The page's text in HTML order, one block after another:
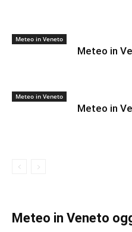
Meteo in Veneto
Meteo in
Meteo in Veneto
Meteo in
Meteo in Veneto